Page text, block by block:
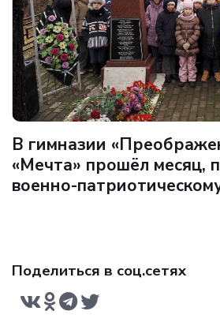
Поделиться в соц.сетях
В гимназии
«Мечта» прошёл месяц,
военно-